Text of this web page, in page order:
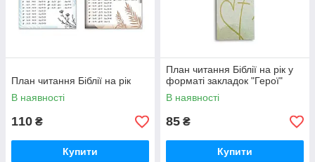
План читання Біблії на рік
В наявності
110 ₴
Купити
План читання Біблії на рік у
форматі закладок "Герої"
В наявності
85 ₴
Купити